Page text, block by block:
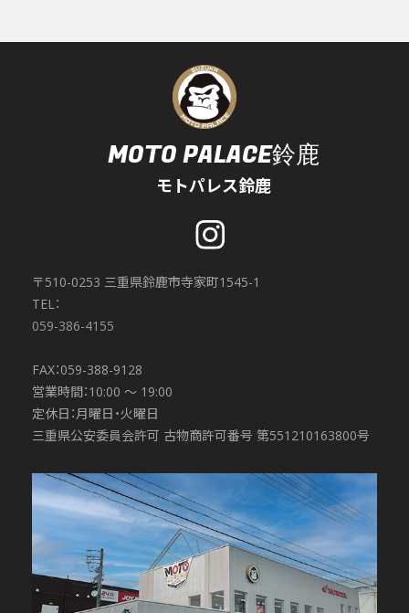
MOTO PALACE鈴鹿
モトパレス鈴鹿
〒510-0253 三重県鈴鹿市寺家町1545-1
TEL：
059-386-4155
FAX：059-388-9128
営業時間：10:00 〜 19:00
定休日：月曜日・火曜日
三重県公安委員会許可 古物商許可番号 第551210163800号